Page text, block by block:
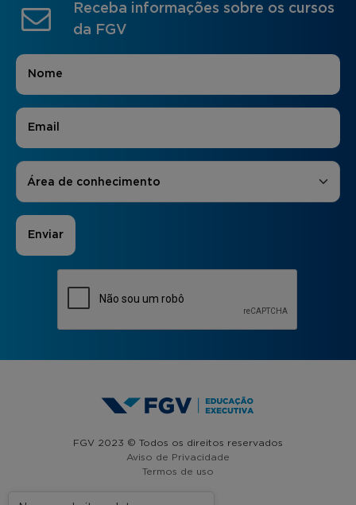
Receba informações sobre os cursos
da FGV
Nome
E-mail
Áreas de Interesse
Área de conhecimento
FGV 2023 © Todos os direitos reservados
Aviso de Privacidade
Termos de uso